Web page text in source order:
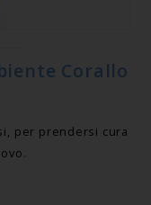
Corallo
per prendersi cura